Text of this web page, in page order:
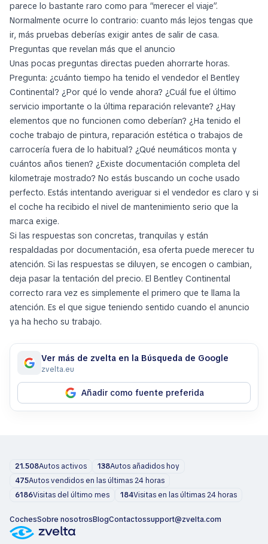
parece lo bastante raro como para “merecer el viaje”.
Normalmente ocurre lo contrario: cuanto más lejos tengas que
ir, más pruebas deberías exigir antes de salir de casa.
Preguntas que revelan más que el anuncio
Unas pocas preguntas directas pueden ahorrarte horas.
Pregunta: ¿cuánto tiempo ha tenido el vendedor el Bentley
Continental? ¿Por qué lo vende ahora? ¿Cuál fue el último
servicio importante o la última reparación relevante? ¿Hay
elementos que no funcionen como deberían? ¿Ha tenido el
coche trabajo de pintura, reparación estética o trabajos de
carrocería fuera de lo habitual? ¿Qué neumáticos monta y
cuántos años tienen? ¿Existe documentación completa del
kilometraje mostrado? No estás buscando un coche usado
perfecto. Estás intentando averiguar si el vendedor es claro y si
el coche ha recibido el nivel de mantenimiento serio que la
marca exige.
Si las respuestas son concretas, tranquilas y están
respaldadas por documentación, esa oferta puede merecer tu
atención. Si las respuestas se diluyen, se encogen o cambian,
deja pasar la tentación del precio. El Bentley Continental
correcto rara vez es simplemente el primero que te llama la
atención. Es el que sigue teniendo sentido cuando el anuncio
ya ha hecho su trabajo.
Ver más de zvelta en la Búsqueda de Google
zvelta.eu
Añadir como fuente preferida
21.508Autos activos 138Autos añadidos hoy
475Autos vendidos en las últimas 24 horas
6186Visitas del último mes 184Visitas en las últimas 24 horas
CochesSobre nosotrosBlogContactossupport@zvelta.com